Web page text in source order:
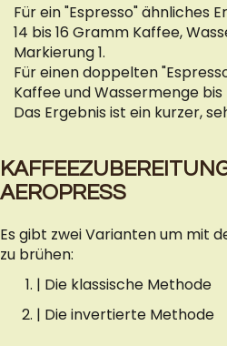
Für ein "Espresso" ähnliches
14 bis 16 Gramm Kaffee,
Markierung 1.
Für einen doppelten
Kaffee und Wassermenge bis
Das Ergebnis ist ein kurzer,
AEROPRESS
Es gibt zwei Varianten um mit
zu brühen:
| Die klassische Methode
| Die invertierte Methode